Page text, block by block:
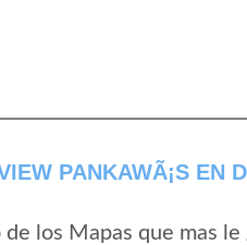
PANKAWÃ¡S EN
los Mapas que mas